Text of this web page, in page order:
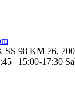
SS 98 KM 76,
| 15:00-17:30